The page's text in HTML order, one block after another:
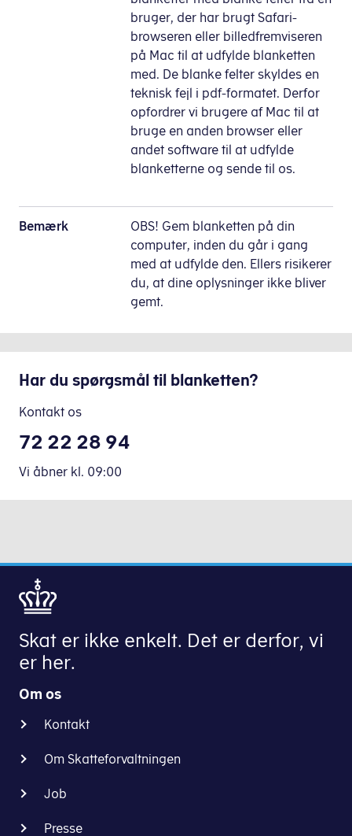
bruger, der har brugt Safari-
browseren eller billedfremviseren
på Mac til at udfylde blanketten
med. De blanke felter skyldes en
teknisk fejl i pdf-formatet. Derfor
opfordrer vi brugere af Mac til at
bruge en anden browser eller
andet software til at udfylde
blanketterne og sende til os.
Bemærk
OBS! Gem blanketten på din
computer, inden du går i gang
med at udfylde den. Ellers risikerer
du, at dine oplysninger ikke bliver
gemt.
Har du spørgsmål til blanketten?
Kontakt os
72 22 28 94
Vi åbner kl. 09:00
Skat er ikke enkelt. Det er derfor, vi
er her.
Om os
Kontakt
Om Skatteforvaltningen
Job
Presse